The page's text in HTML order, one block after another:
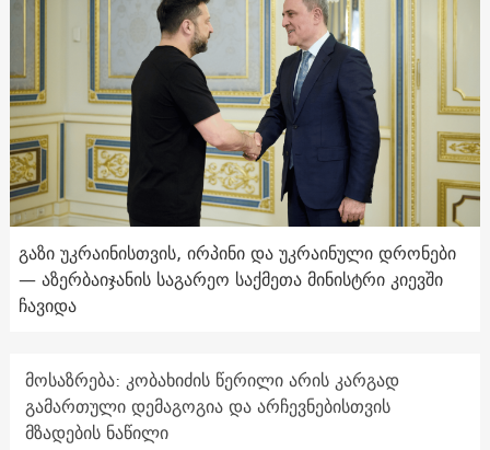
გაზი უკრაინისთვის, ირპინი და უკრაინული დრონები
— აზერბაიჯანის საგარეო საქმეთა მინისტრი კიევში
ჩავიდა
მოსაზრება: კობახიძის წერილი არის კარგად
გამართული დემაგოგია და არჩევნებისთვის
მზადების ნაწილი